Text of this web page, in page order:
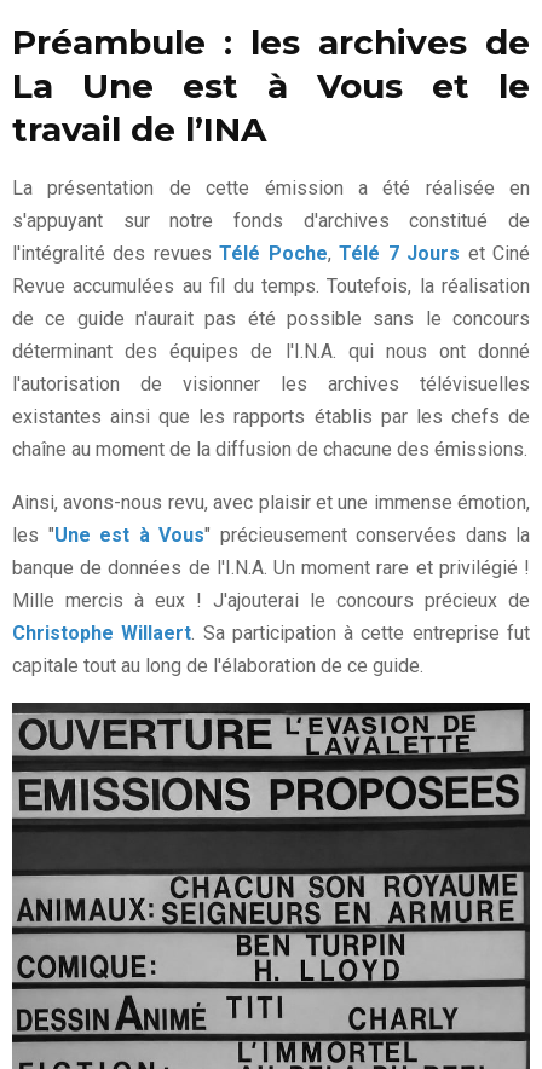
Préambule : les archives de
La Une est à Vous et le
travail de l’INA
La présentation de cette émission a été réalisée en
s'appuyant sur notre fonds d'archives constitué de
l'intégralité des revuesTélé Poche,Télé 7 Jours et Ciné
Revue accumulées au fil du temps. Toutefois, la réalisation
de ce guide n'aurait pas été possible sans le concours
déterminant des équipes de l'I.N.A. qui nous ont donné
l'autorisation de visionner les archives télévisuelles
existantes ainsi que les rapports établis par les chefs de
chaîne au moment de la diffusion de chacune des émissions.
Ainsi, avons-nous revu, avec plaisir et une immense émotion,
les "Une est à Vous" précieusement conservées dans la
banque de données de l'I.N.A. Un moment rare et privilégié !
Mille mercis à eux ! J'ajouterai le concours précieux de
Christophe Willaert. Sa participation à cette entreprise fut
capitale tout au long de l'élaboration de ce guide.